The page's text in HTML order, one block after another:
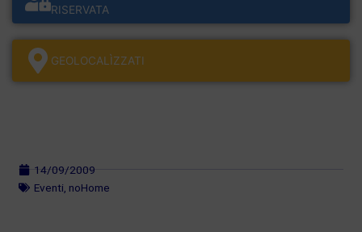
RISERVATA
GEOLOCALÌZZATI
14/09/2009
Eventi noHome